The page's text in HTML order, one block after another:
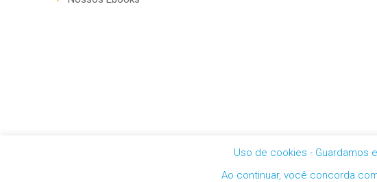
Uso de cookies - Guardamos
Ao continuar, você concorda